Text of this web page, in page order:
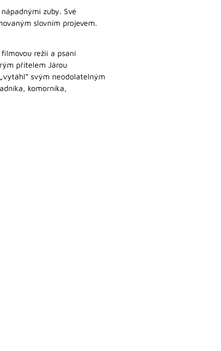
zuby. Své
slovním projevem.
režii a psaní
přítelem Járou
svým neodolatelným
komorníka,